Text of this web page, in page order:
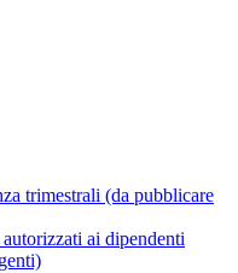
trimestrali (da pubblicare
ai dipendenti